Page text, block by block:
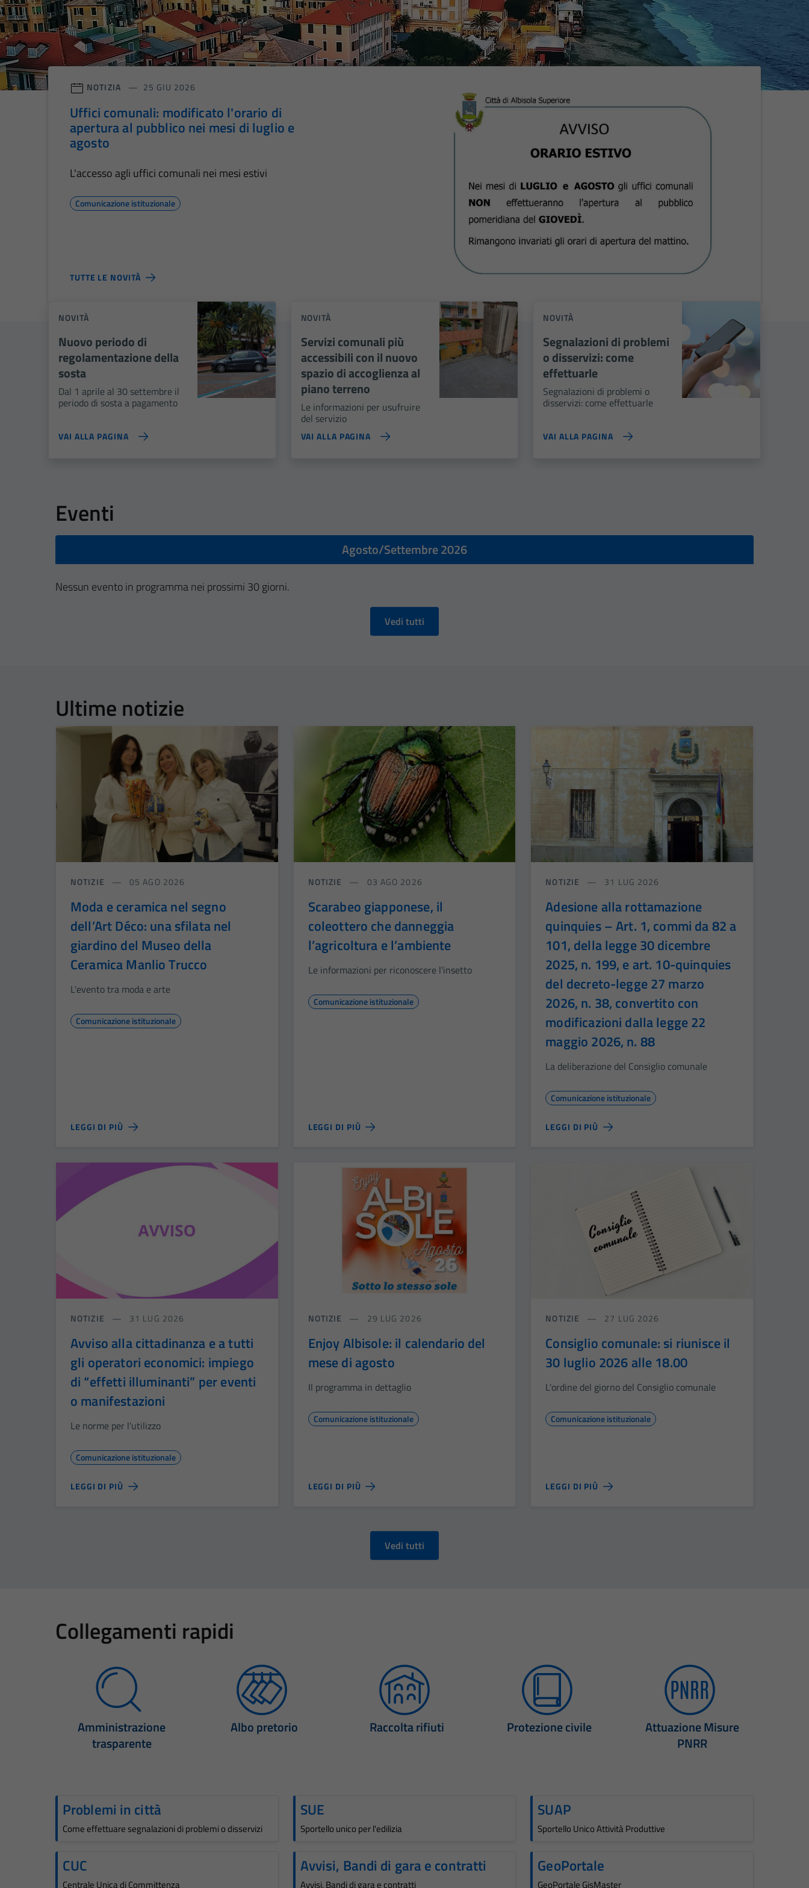
NOTIZIA 25 GIU 2026
Uffici comunali: modificato l'orario di
apertura al pubblico nei mesi di luglio e
agosto
L'accesso agli uffici comunali nei mesi estivi
Comunicazione istituzionale
TUTTE LE NOVITÀ
NOVITÀ
Nuovo periodo di
regolamentazione della
sosta
Dal 1 aprile al 30 settembre il
periodo di sosta a pagamento
VAI ALLA PAGINA
NOVITÀ
Servizi comunali più
accessibili con il nuovo
spazio di accoglienza al
piano terreno
Le informazioni per usufruire
del servizio
VAI ALLA PAGINA
NOVITÀ
Segnalazioni di problemi
o disservizi: come
effettuarle
Segnalazioni di problemi o
disservizi: come effettuarle
VAI ALLA PAGINA
Eventi
Agosto/Settembre 2026
Nessun evento in programma nei prossimi 30 giorni.
Vedi tutti
Ultime notizie
NOTIZIE 05 AGO 2026
Moda e ceramica nel segno
dell’Art Déco: una sfilata nel
giardino del Museo della
Ceramica Manlio Trucco
L'evento tra moda e arte
Comunicazione istituzionale
LEGGI DI PIÙ
NOTIZIE 03 AGO 2026
Scarabeo giapponese, il
coleottero che danneggia
l’agricoltura e l’ambiente
Le informazioni per riconoscere l'insetto
Comunicazione istituzionale
LEGGI DI PIÙ
NOTIZIE 31 LUG 2026
Adesione alla rottamazione
quinquies – Art. 1, commi da 82 a
101, della legge 30 dicembre
2025, n. 199, e art. 10-quinquies
del decreto-legge 27 marzo
2026, n. 38, convertito con
modificazioni dalla legge 22
maggio 2026, n. 88
La deliberazione del Consiglio comunale
Comunicazione istituzionale
LEGGI DI PIÙ
NOTIZIE 31 LUG 2026
Avviso alla cittadinanza e a tutti
gli operatori economici: impiego
di “effetti illuminanti” per eventi
o manifestazioni
Le norme per l'utilizzo
Comunicazione istituzionale
LEGGI DI PIÙ
NOTIZIE 29 LUG 2026
Enjoy Albisole: il calendario del
mese di agosto
Il programma in dettaglio
Comunicazione istituzionale
LEGGI DI PIÙ
NOTIZIE 27 LUG 2026
Consiglio comunale: si riunisce il
30 luglio 2026 alle 18.00
L'ordine del giorno del Consiglio comunale
Comunicazione istituzionale
LEGGI DI PIÙ
Vedi tutti
Collegamenti rapidi
Amministrazione
trasparente
Albo pretorio Raccolta rifiuti Protezione civile
Attuazione Misure
PNRR
Problemi in città
Come effettuare segnalazioni di problemi o disservizi
SUE
Sportello unico per l'edilizia
SUAP
Sportello Unico Attività Produttive
CUC
Centrale Unica di Committenza
Avvisi, Bandi di gara e contratti
Avvisi, Bandi di gara e contratti
GeoPortale
GeoPortale GisMaster